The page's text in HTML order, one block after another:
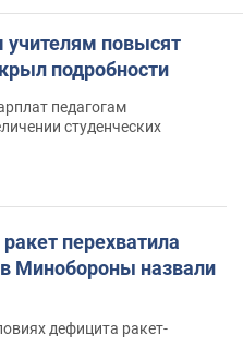
учителям повысят
подробности
педагогам
студенческих
перехватила
Минобороны назвали
дефицита ракет-